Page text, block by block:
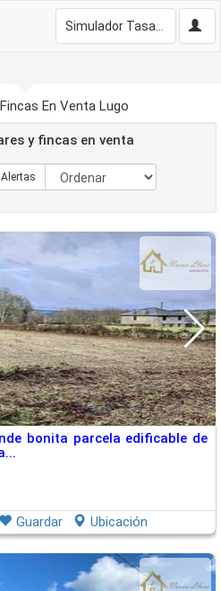
En Venta Lugo
y fincas en venta
bonita parcela edificable de
Guardar Ubicación